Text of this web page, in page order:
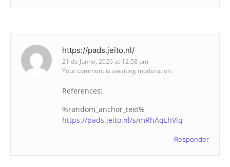
https://pads.jeito.nl/
21 de Junho, 2026 at 12:58 pm
Your comment is awaiting moderation.
References:
%random_anchor_text%
https://pads.jeito.nl/s/mRhAqLhVlq
Responder